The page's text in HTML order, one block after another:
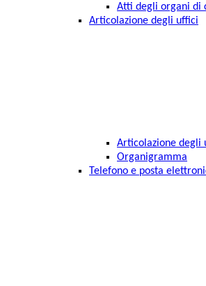
Atti degli organi di
Articolazione degli uffici
Articolazione degli
Organigramma
Telefono e posta